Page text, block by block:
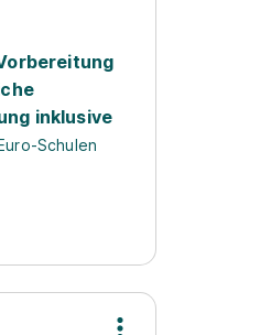
inklusive
Schulen